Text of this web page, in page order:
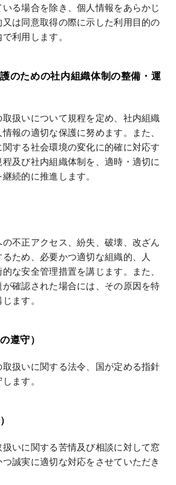
る場合を除き、個人情報をあらかじ
は同意取得の際に示した利用目的の
利用します。
のための社内組織体制の整備・運
扱いについて規程を定め、社内組織
報の適切な保護に努めます。また、
する社会環境の変化に的確に対応す
及び社内組織体制を、適時・適切に
続的に推進します。
不正アクセス、紛失、破壊、改ざん
ため、必要かつ適切な組織的、人
な安全管理措置を講じます。また、
確認された場合には、その原因を特
ます。
遵守）
扱いに関する法令、国が定める指針
ます。
いに関する苦情及び相談に対して窓
誠実に適切な対応をさせていただき